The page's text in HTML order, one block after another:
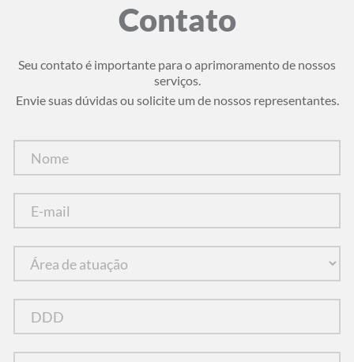
Contato
Seu contato é importante para o aprimoramento de nossos
serviços.
Envie suas dúvidas ou solicite um de nossos representantes.